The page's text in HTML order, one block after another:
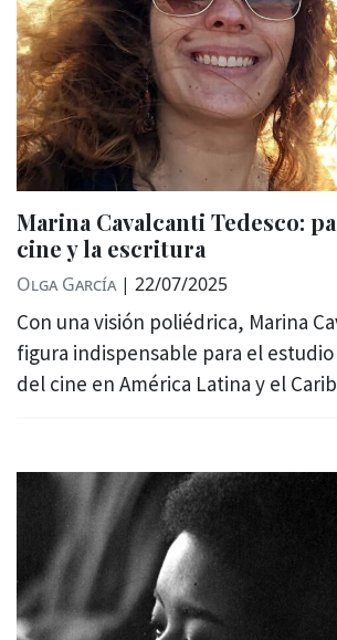
Marina Cavalcanti Tedesco:
cine y la escritura
Olga García | 22/07/2025
Con una visión poliédrica, Marina
figura indispensable para el
del cine en América Latina y el